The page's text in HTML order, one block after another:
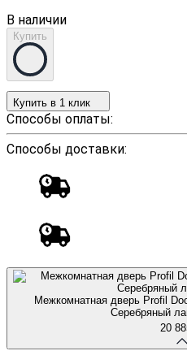
В наличии
Купить
Купить в 1 клик
Способы оплаты:
Способы доставки:
Межкомнатная дверь Profil
Серебряный
20